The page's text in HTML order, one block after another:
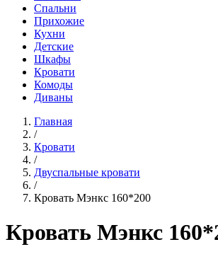
Спальни
Прихожие
Кухни
Детские
Шкафы
Кровати
Комоды
Диваны
Главная
/
Кровати
/
Двуспальные кровати
/
Кровать Мэнкс 160*200
Кровать Мэнкс